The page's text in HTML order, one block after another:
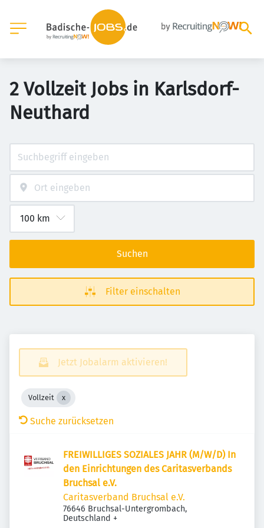
2 Vollzeit Jobs in Karlsdorf-
Neuthard
Suchen
Filter einschalten
Jetzt Jobalarm aktivieren!
Vollzeit
Suche zurücksetzen
FREIWILLIGES SOZIALES JAHR (M/W/D) In
den Einrichtungen des Caritasverbands
Bruchsal e.V.
Caritasverband Bruchsal e.V.
76646 Bruchsal-Untergrombach,
Deutschland +